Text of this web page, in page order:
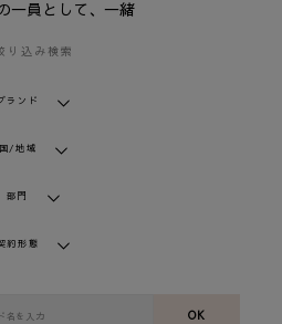
採用情報
一員として、一緒
り込み検索
ランド
国/地域
部門
約形態
OK